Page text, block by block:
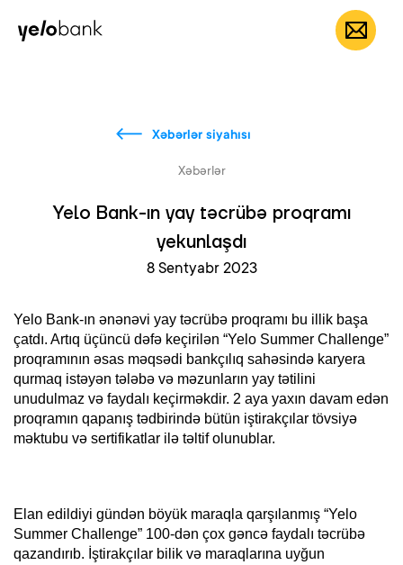
Fərdi Biznes AZ
Xəbərlər siyahısı
Xəbərlər
Yelo Bank-ın yay təcrübə proqramı
yekunlaşdı
8 Sentyabr 2023
Yelo Bank-ın ənənəvi yay təcrübə proqramı bu illik başa
çatdı. Artıq üçüncü dəfə keçirilən “Yelo Summer Challenge”
proqramının əsas məqsədi bankçılıq sahəsində karyera
qurmaq istəyən tələbə və məzunların yay tətilini
unudulmaz və faydalı keçirməkdir. 2 aya yaxın davam edən
proqramın qapanış tədbirində bütün iştirakçılar tövsiyə
məktubu və sertifikatlar ilə təltif olunublar.
Elan edildiyi gündən böyük maraqla qarşılanmış “Yelo
Summer Challenge” 100-dən çox gəncə faydalı təcrübə
qazandırıb. İştirakçılar bilik və maraqlarına uyğun